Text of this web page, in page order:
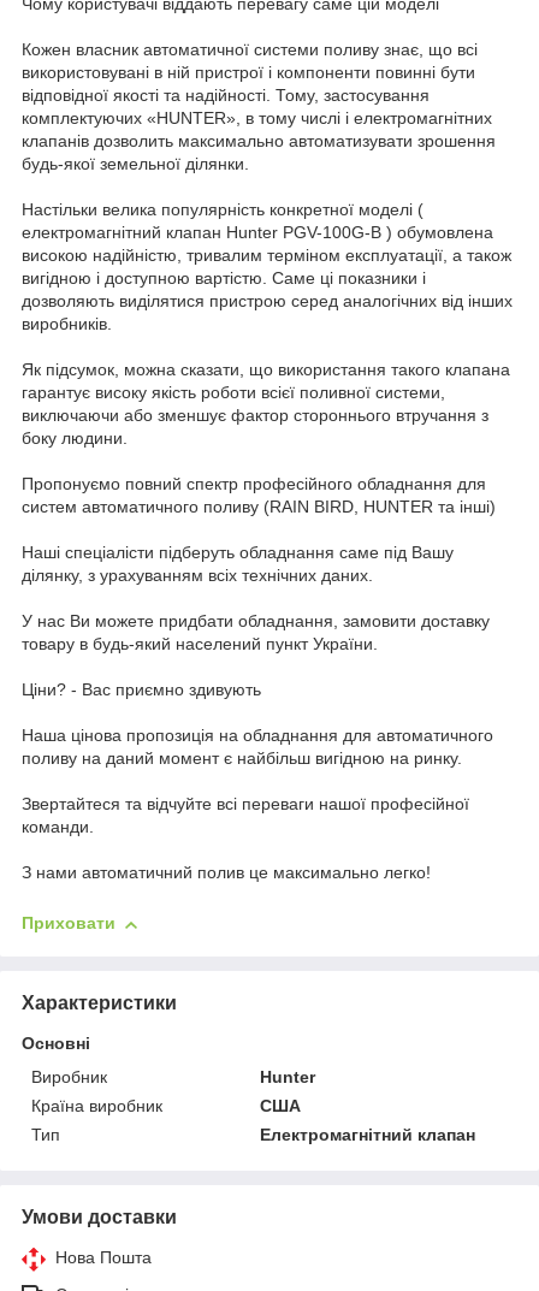
Чому користувачі віддають перевагу саме цій моделі
Кожен власник автоматичної системи поливу знає, що всі
використовувані в ній пристрої і компоненти повинні бути
відповідної якості та надійності. Тому, застосування
комплектуючих «HUNTER», в тому числі і електромагнітних
клапанів дозволить максимально автоматизувати зрошення
будь-якої земельної ділянки.
Настільки велика популярність конкретної моделі (
електромагнітний клапан Hunter PGV-100G-B ) обумовлена
високою надійністю, тривалим терміном експлуатації, а також
вигідною і доступною вартістю. Саме ці показники і
дозволяють виділятися пристрою серед аналогічних від інших
виробників.
Як підсумок, можна сказати, що використання такого клапана
гарантує високу якість роботи всієї поливної системи,
виключаючи або зменшує фактор стороннього втручання з
боку людини.
Пропонуємо повний спектр професійного обладнання для
систем автоматичного поливу (RAIN BIRD, HUNTER та інші)
Наші спеціалісти підберуть обладнання саме під Вашу
ділянку, з урахуванням всіх технічних даних.
У наc Ви можете придбати обладнання, замовити доставку
товару в будь-який населений пункт України.
Ціни? - Вас приємно здивують
Наша цінова пропозиція на обладнання для автоматичного
поливу на даний момент є найбільш вигідною на ринку.
Звертайтеся та відчуйте всі переваги нашої професійної
команди.
З нами автоматичний полив це максимально легко!
Приховати
Характеристики
Основні
Виробник
Hunter
Країна виробник
США
Тип
Електромагнітний клапан
Умови доставки
Нова Пошта